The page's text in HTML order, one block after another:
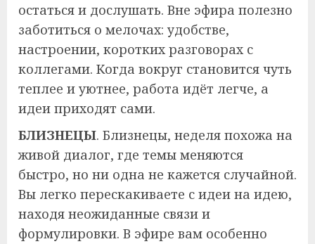
остаться и дослушать. Вне эфира полезно
заботиться о мелочах: удобстве,
настроении, коротких разговорах с
коллегами. Когда вокруг становится чуть
теплее и уютнее, работа идёт легче, а
идеи приходят сами.
БЛИЗНЕЦЫ. Близнецы, неделя похожа на
живой диалог, где темы меняются
быстро, но ни одна не кажется случайной.
Вы легко перескакиваете с идеи на идею,
находя неожиданные связи и
формулировки. В эфире вам особенно